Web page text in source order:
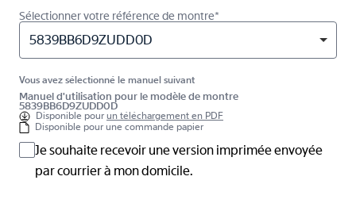
Sélectionner votre référence de montre*
5839BB6D9ZUDD0D
Vous avez sélectionné le manuel suivant
Manuel d'utilisation pour le modèle de montre
5839BB6D9ZUDD0D
Disponible pourun téléchargement en PDF
Disponible pour une commande papier
Je souhaite recevoir une version imprimée envoyée
par courrier à mon domicile.